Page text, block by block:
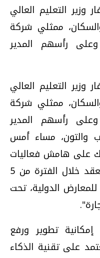
وزير التعليم العالي
ممثلي شركة
وعلى رأسهم المدير
وزير التعليم العالي
ممثلي شركة
وعلى رأسهم المدير
والتون، مساء أمس
على هامش فعاليات
المؤتمر الطبي الإفريقي المنعقد خلال الفترة من 5
بمركز مصر للمعارض الدولية، تحت
إمكانية تطوير ورفع
تعتمد على تقنية الذكاء